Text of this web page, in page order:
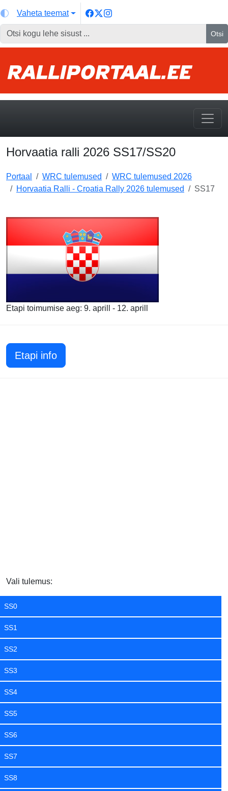
Vaheta teemat
Otsi
Horvaatia ralli 2026 SS17/SS20
Portaal WRC tulemused
WRC tulemused 2026
Horvaatia Ralli - Croatia Rally 2026 tulemused
SS17
Etapi toimumise aeg: 9. aprill - 12. aprill
Etapi info
Vali tulemus:
SS0
SS1
SS2
SS3
SS4
SS5
SS6
SS7
SS8